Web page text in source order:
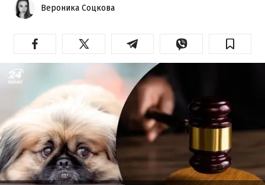
Вероника Соцкова